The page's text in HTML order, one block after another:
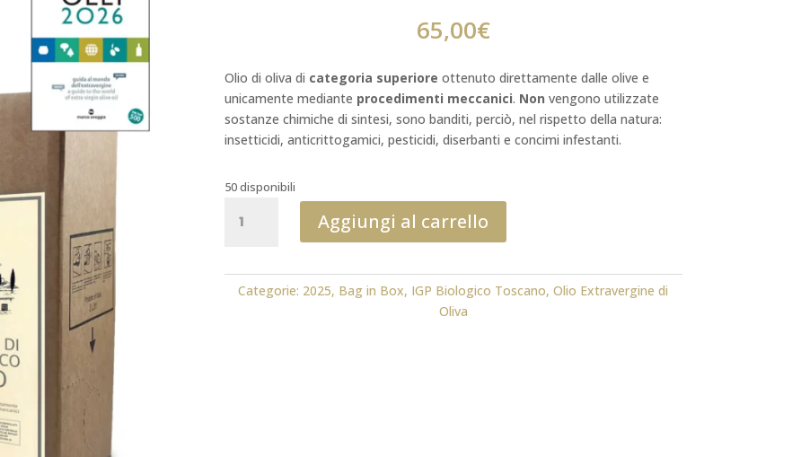
65,00€
Olio di oliva di categoria superiore ottenuto direttamente dalle olive e
unicamente mediante procedimenti meccanici. Non vengono utilizzate
sostanze chimiche di sintesi, sono banditi, perciò, nel rispetto della natura:
insetticidi, anticrittogamici, pesticidi, diserbanti e concimi infestanti.
50 disponibili
Biologico
2025
Aggiungi al carrello
Categorie: 2025, Bag in Box, IGP Biologico Toscano,Olio Extravergine di
Oliva